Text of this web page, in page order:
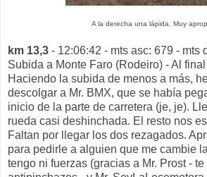
A la derecha una lápida. Muy
km 13,3 - 12:06:42 - mts asc: 679 - mts
Subida a Monte Faro (Rodeiro) - Al
Haciendo la subida de menos a más,
descolgar a Mr. BMX, que se había
inicio de la parte de carretera (je, je).
rueda casi deshinchada. El resto nos
Faltan por llegar los dos rezagados.
para pedirle a alguien que me cambie
tengo ni fuerzas (gracias a Mr. Prost -